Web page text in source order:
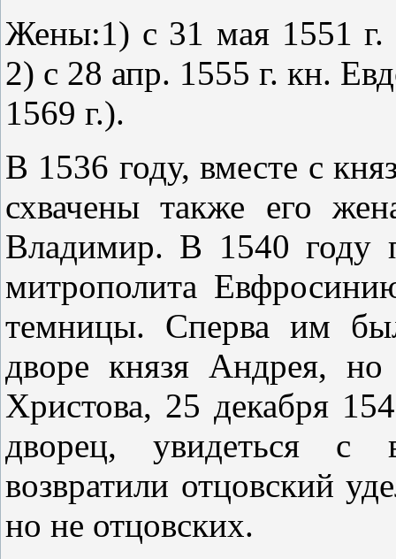
Жены:1) с 31 мая 1551 г.
2) с 28 апр. 1555 г. кн.
1569 г.).
В 1536 году, вместе с
схвачены также его
Владимир. В 1540 году
митрополита
темницы. Сперва им
дворе князя Андрея,
Христова, 25 декабря
дворец, увидеться с
возвратили отцовский
но не отцовских.